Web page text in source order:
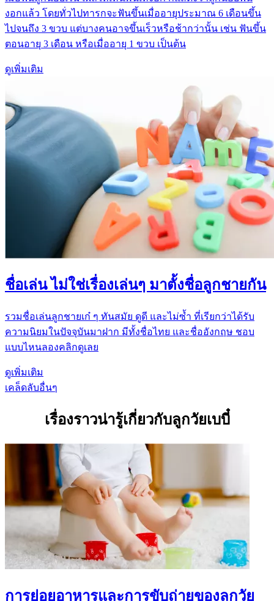
งอกแล้ว โดยทั่วไปทารกจะฟันขึ้นเมื่ออายุประมาณ 6 เดือนขึ้น
ไปจนถึง 3 ขวบ แต่บางคนอาจขึ้นเร็วหรือช้ากว่านั้น เช่น ฟันขึ้น
ตอนอายุ 3 เดือน หรือเมื่ออายุ 1 ขวบ เป็นต้น
ดูเพิ่มเติม
ชื่อเล่น ไม่ใช่เรื่องเล่นๆ มาตั้งชื่อลูกชายกัน
รวมชื่อเล่นลูกชายเก๋ ๆ ทันสมัย ดูดี และไม่ซ้ำ ที่เรียกว่าได้รับ
ความนิยมในปัจจุบันมาฝาก มีทั้งชื่อไทย และชื่ออังกฤษ ชอบ
แบบไหนลองคลิกดูเลย
ดูเพิ่มเติม
เคล็ดลับอื่นๆ
เรื่องราวน่ารู้เกี่ยวกับลูกวัยเบบี๋
การย่อยอาหารและการขับถ่ายของลูกวัย